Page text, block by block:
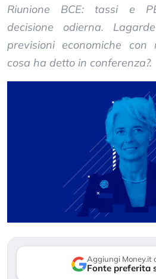
Riunione BCE: tassi e
decisione odierna.
previsioni economiche con
cosa ha detto in conferenza?.
Aggiungi Money.it
Fonte preferita